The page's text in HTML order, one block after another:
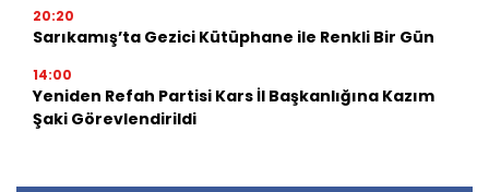
20:20
Sarıkamış’ta Gezici Kütüphane ile Renkli Bir Gün
14:00
Yeniden Refah Partisi Kars İl Başkanlığına Kazım
Şaki Görevlendirildi